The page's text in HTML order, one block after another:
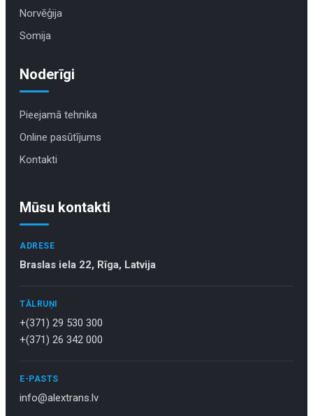
Norvēģija
Somija
Noderīgi
Pieejamā tehnika
Online pasūtījums
Kontakti
Mūsu kontakti
ADRESE
Braslas iela 22, Rīga, Latvija
TĀLRUŅI
+(371) 29 530 300
+(371) 26 342 000
E-PASTS
info@alextrans.lv